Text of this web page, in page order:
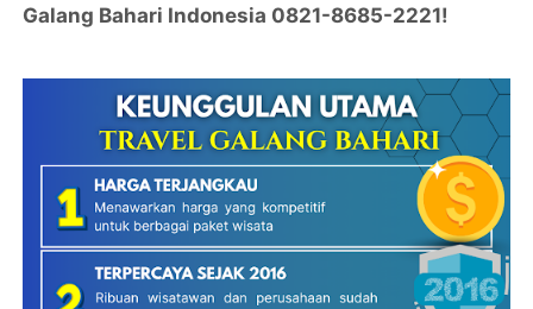
Galang Bahari Indonesia 0821-8685-2221!